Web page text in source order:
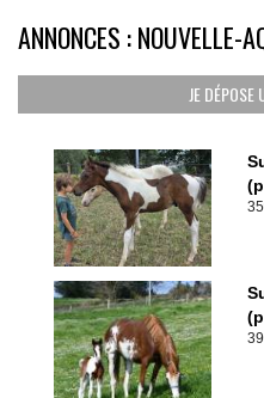
ANNONCES : NOUVELLE-
JE DÉPOSE